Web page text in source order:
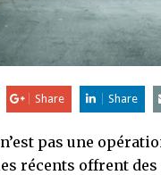
Share Share
pas une
récents offrent